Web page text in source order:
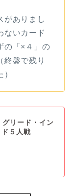
がありまし
ないカード
の「×４」の
終盤で残り
リード・イン
５人戦